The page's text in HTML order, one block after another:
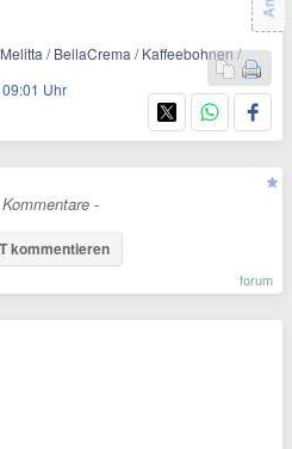
/ BellaCrema / Kaffeebohnen /
09:01 Uhr
-
kommentieren
forum